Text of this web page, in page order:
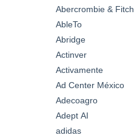
Abercrombie & Fitch
AbleTo
Abridge
Actinver
Activamente
Ad Center México
Adecoagro
Adept AI
adidas